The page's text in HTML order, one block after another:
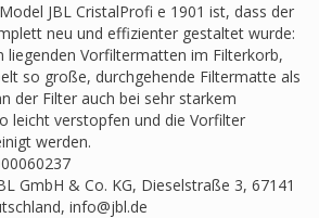
JBL CristalProfi e 1901 ist, dass der
neu und effizienter gestaltet wurde:
liegenden Vorfiltermatten im Filterkorb,
so große, durchgehende Filtermatte als
der Filter auch bei sehr starkem
leicht verstopfen und die Vorfilter
werden.
GmbH & Co. KG, Dieselstraße 3, 67141
info@jbl.de